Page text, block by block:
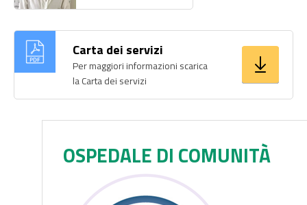
Carta dei servizi
Per maggiori informazioni scarica
la Carta dei servizi
OSPEDALE DI COMUNITÀ